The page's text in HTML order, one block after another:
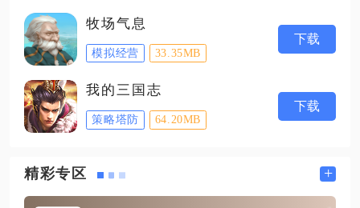
牧场气息
模拟经营 33.35MB
下载
我的三国志
策略塔防 64.20MB
下载
精彩专区 +